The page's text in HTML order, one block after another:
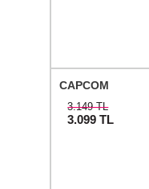
CAPCOM
3.149 TL
3.099TL